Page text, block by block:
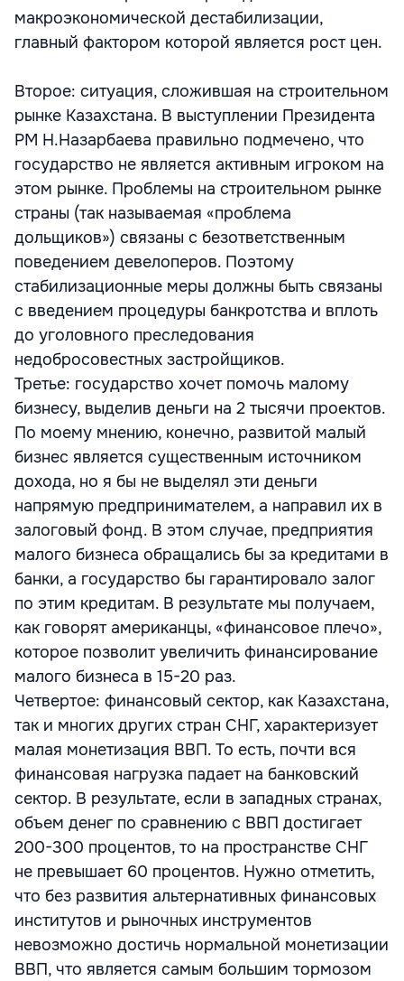
макроэкономической дестабилизации,
главный фактором которой является рост цен.
Второе: ситуация, сложившая на строительном
рынке Казахстана. В выступлении Президента
РМ Н.Назарбаева правильно подмечено, что
государство не является активным игроком на
этом рынке. Проблемы на строительном рынке
страны (так называемая «проблема
дольщиков») связаны с безответственным
поведением девелоперов. Поэтому
стабилизационные меры должны быть связаны
с введением процедуры банкротства и вплоть
до уголовного преследования
недобросовестных застройщиков.
Третье: государство хочет помочь малому
бизнесу, выделив деньги на 2 тысячи проектов.
По моему мнению, конечно, развитой малый
бизнес является существенным источником
дохода, но я бы не выделял эти деньги
напрямую предпринимателем, а направил их в
залоговый фонд. В этом случае, предприятия
малого бизнеса обращались бы за кредитами в
банки, а государство бы гарантировало залог
по этим кредитам. В результате мы получаем,
как говорят американцы, «финансовое плечо»,
которое позволит увеличить финансирование
малого бизнеса в 15-20 раз.
Четвертое: финансовый сектор, как Казахстана,
так и многих других стран СНГ, характеризует
малая монетизация ВВП. То есть, почти вся
финансовая нагрузка падает на банковский
сектор. В результате, если в западных странах,
объем денег по сравнению с ВВП достигает
200-300 процентов, то на пространстве СНГ
не превышает 60 процентов. Нужно отметить,
что без развития альтернативных финансовых
институтов и рыночных инструментов
невозможно достичь нормальной монетизации
ВВП, что является самым большим тормозом